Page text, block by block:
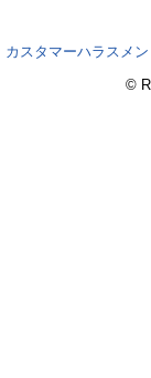
カスタマーハラスメ
©